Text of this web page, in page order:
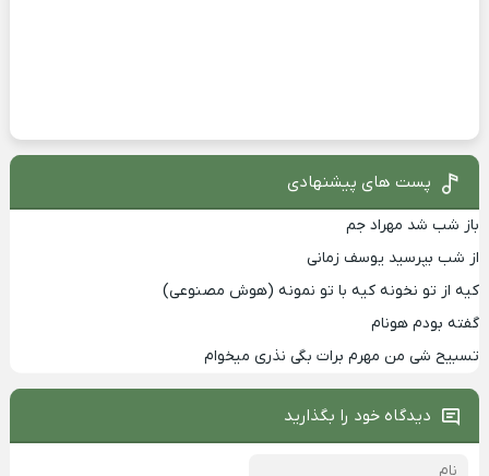
پست های پیشنهادی
باز شب شد مهراد جم
از شب بپرسید یوسف زمانی
کیه از تو نخونه کیه با تو نمونه (هوش مصنوعی)
گفته بودم هونام
تسبیح شی من مهرم برات بگی نذری میخوام
دیدگاه خود را بگذارید